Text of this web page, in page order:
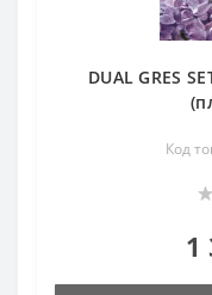
DUAL GRES
Код
1